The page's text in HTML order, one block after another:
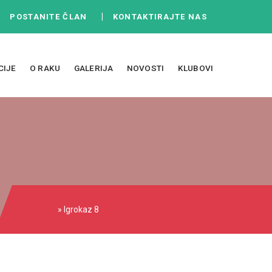
POSTANITE ČLAN KONTAKTIRAJTE NAS
O RAKU GALERIJA NOVOSTI KLUBOVI
» Igrokaz 8